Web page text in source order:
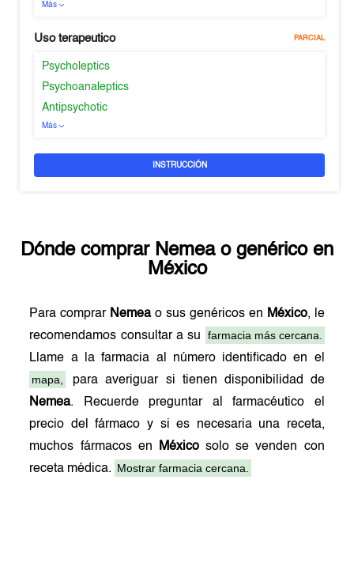
Más
Uso terapeutico PARCIAL
Psycholeptics
Psychoanaleptics
Antipsychotic
Más
INSTRUCCIÓN
Dónde comprar Nemeao genérico en
México
Para comprar Nemeao sus genéricos en México, le
recomendamos consultar a su
farmacia más cercana.
Llame a la farmacia al número identificado en el
mapa,
para averiguar si tienen disponibilidad de
Nemea. Recuerde preguntar al farmacéutico el
precio del fármaco y si es necesaria una receta,
muchos fármacos en
Méxicosolo se venden con
receta médica. Mostrar farmacia cercana.